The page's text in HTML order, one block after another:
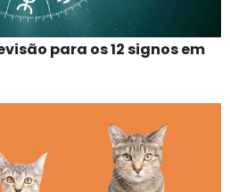
para os 12 signos em